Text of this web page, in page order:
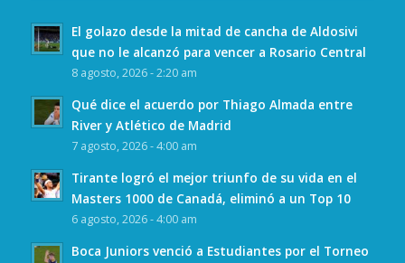
El golazo desde la mitad de cancha de Aldosivi
que no le alcanzó para vencer a Rosario Central
8 agosto, 2026 - 2:20 am
Qué dice el acuerdo por Thiago Almada entre
River y Atlético de Madrid
7 agosto, 2026 - 4:00 am
Tirante logró el mejor triunfo de su vida en el
Masters 1000 de Canadá, eliminó a un Top 10
6 agosto, 2026 - 4:00 am
Boca Juniors venció a Estudiantes por el Torneo